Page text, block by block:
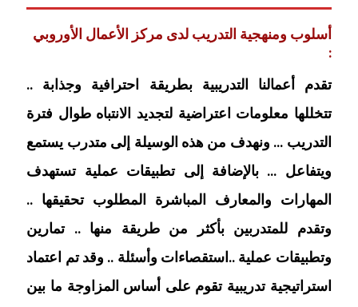
أسلوب ومنهجية التدريب لدى مركز الأعمال الأوروبي
:
تقدم أعمالنا التدريبية بطريقة احترافية وجذابة ..
تتخللها معلومات اعتراضية لتجديد الانتباه طوال فترة
التدريب … ونهدف من هذه الوسيلة إلى متدرب يستمع
ويتفاعل … بالإضافة إلى تطبيقات عملية تستهدف
المهارات والمعارف المباشرة المطلوب تحقيقها ..
وتقدم للمتدربين بأكثر من طريقة منها .. تمارين
وتطبيقات عملية ..استقصاءات وأسئلة .. وقد تم اعتماد
استراتيجية تدريبية تقوم على أساس المزاوجة ما بين